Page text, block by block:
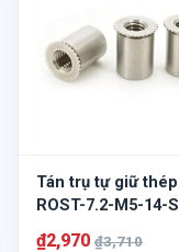
Tán trụ tự giữ thép
ROST-7.2-M5-14-S
₫2,970 ₫3,710